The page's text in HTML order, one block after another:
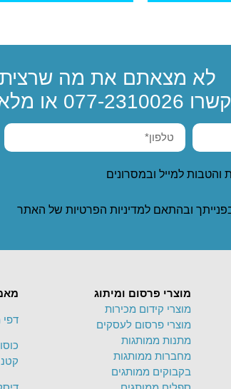
לא מצאתם את מה
077-2310026 או
למייל ובמסרונים
ובהתאם למדיניות הפרטיות של האתר
מוצרי פרסום ומיתוג
מוצרי קידום מכירות
מוצרי פרסום לעסקים
מתנות ממותגות
מחברות ממותגות
בקבוקים ממותגים
דפי